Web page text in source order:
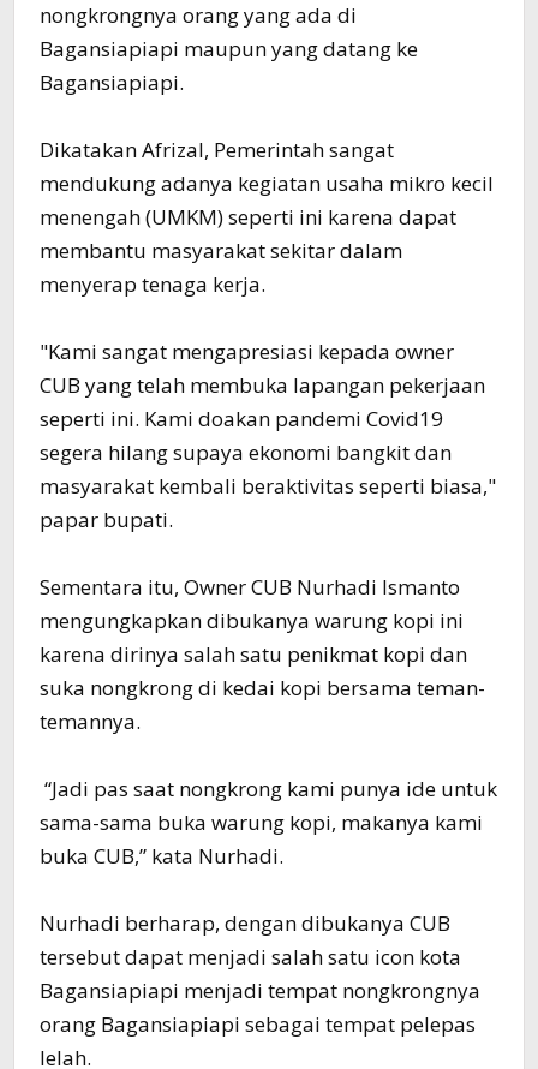
nongkrongnya orang yang ada di
Bagansiapiapi maupun yang datang ke
Bagansiapiapi.
Dikatakan Afrizal, Pemerintah sangat
mendukung adanya kegiatan usaha mikro kecil
menengah (UMKM) seperti ini karena dapat
membantu masyarakat sekitar dalam
menyerap tenaga kerja.
"Kami sangat mengapresiasi kepada owner
CUB yang telah membuka lapangan pekerjaan
seperti ini. Kami doakan pandemi Covid19
segera hilang supaya ekonomi bangkit dan
masyarakat kembali beraktivitas seperti biasa,"
papar bupati.
Sementara itu, Owner CUB Nurhadi Ismanto
mengungkapkan dibukanya warung kopi ini
karena dirinya salah satu penikmat kopi dan
suka nongkrong di kedai kopi bersama teman-
temannya.
“Jadi pas saat nongkrong kami punya ide untuk
sama-sama buka warung kopi, makanya kami
buka CUB,” kata Nurhadi.
Nurhadi berharap, dengan dibukanya CUB
tersebut dapat menjadi salah satu icon kota
Bagansiapiapi menjadi tempat nongkrongnya
orang Bagansiapiapi sebagai tempat pelepas
lelah.